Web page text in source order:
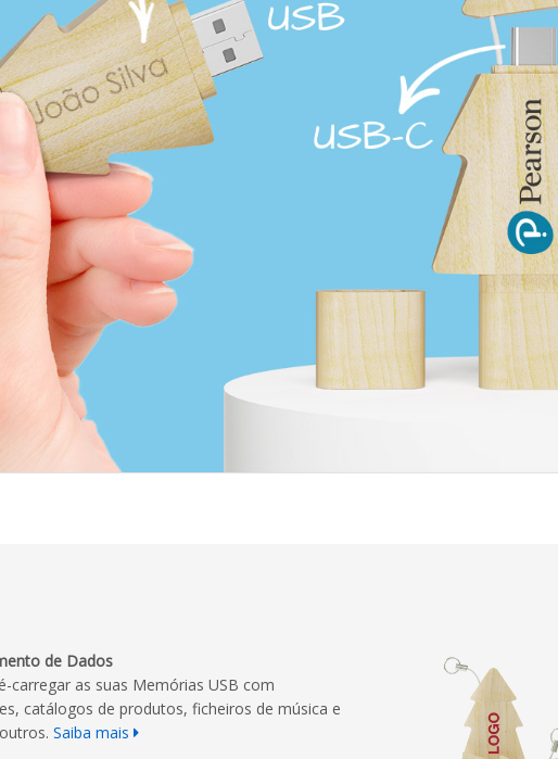
de Dados
carregar as suas Memórias USB com
catálogos de produtos, ficheiros de música e
Saiba mais